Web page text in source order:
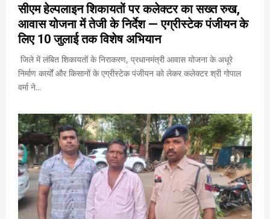
सीएम हेल्पलाइन शिकायतों पर कलेक्टर का सख्त रुख,
आवास योजना में तेजी के निर्देश — एग्रीस्टेक पंजीयन के
लिए 10 जुलाई तक विशेष अभियान
जिले में लंबित शिकायतों के निराकरण, प्रधानमंत्री आवास योजना के अधूरे
निर्माण कार्यों और किसानों के एग्रीस्टेक पंजीयन को लेकर कलेक्टर श्री गोपाल
वर्मा ने...